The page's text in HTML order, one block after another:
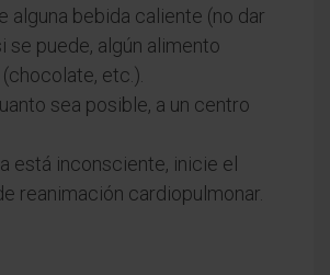
alguna bebida caliente (no dar
se puede, algún alimento
etc.).
sea posible, a un centro
está inconsciente, inicie el
reanimación cardiopulmonar.